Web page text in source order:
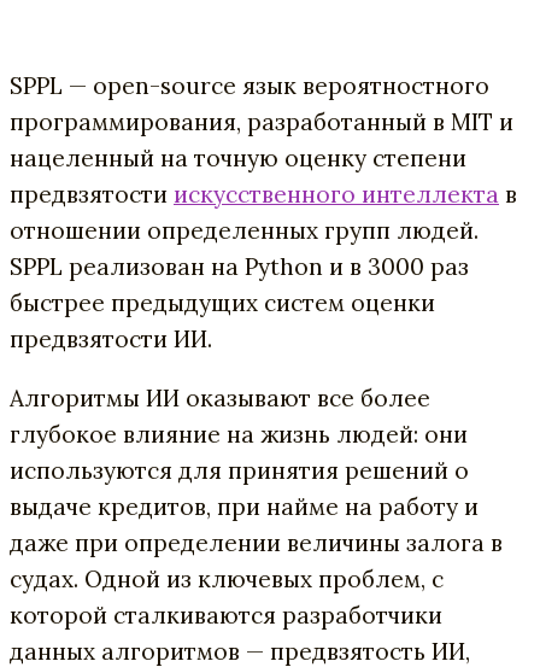
SPPL — open-source язык вероятностного
программирования, разработанный в MIT и
нацеленный на точную оценку степени
предвзятости искусственного интеллекта в
отношении определенных групп людей.
SPPL реализован на Python и в 3000 раз
быстрее предыдущих систем оценки
предвзятости ИИ.
Алгоритмы ИИ оказывают все более
глубокое влияние на жизнь людей: они
используются для принятия решений о
выдаче кредитов, при найме на работу и
даже при определении величины залога в
судах. Одной из ключевых проблем, с
которой сталкиваются разработчики
данных алгоритмов — предвзятость ИИ,